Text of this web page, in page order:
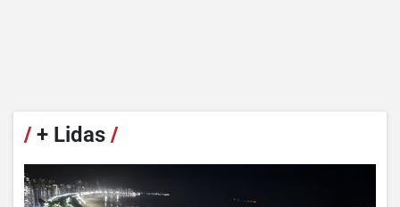
/+ Lidas /